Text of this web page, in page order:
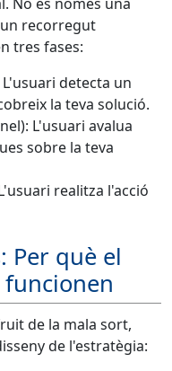
recorregut
tres fases:
detecta un
la teva solució.
L'usuari avalua
sobre la teva
realitza l'acció
Per què el
de la mala sort,
de l'estratègia: